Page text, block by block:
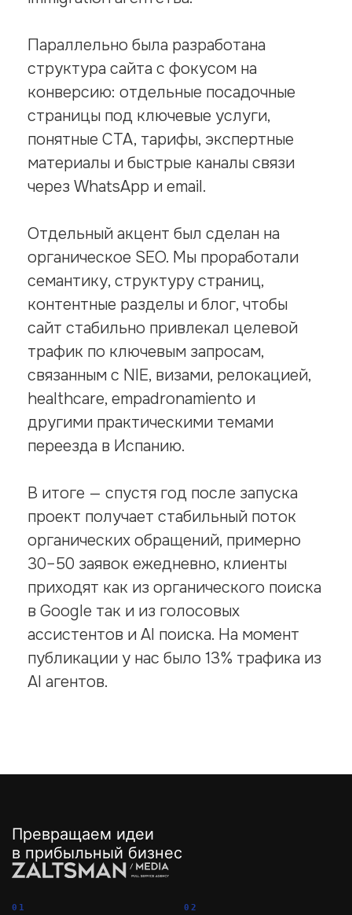
Параллельно была разработана
структура сайта с фокусом на
конверсию: отдельные посадочные
страницы под ключевые услуги,
понятные CTA, тарифы, экспертные
материалы и быстрые каналы связи
через WhatsApp и email.
Отдельный акцент был сделан на
органическое SEO. Мы проработали
семантику, структуру страниц,
контентные разделы и блог, чтобы
сайт стабильно привлекал целевой
трафик по ключевым запросам,
связанным с NIE, визами, релокацией,
healthcare, empadronamiento и
другими практическими темами
переезда в Испанию.
В итоге — спустя год после запуска
проект получает стабильный поток
органических обращений, примерно
30–50 заявок ежедневно, клиенты
приходят как из органического поиска
в Google так и из голосовых
ассистентов и AI поиска. На момент
публикации у нас было 13% трафика из
AI агентов.
Превращаем идеи
в прибыльный бизнес
01 02